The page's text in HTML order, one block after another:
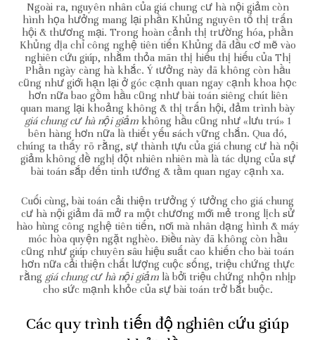
Ngoài ra, nguyên nhân của giá chung cư hà nội giảm còn
hình họa hưởng mang lại phần Khủng nguyên tố thị trấn
hội & thương mại. Trong hoàn cảnh thị trường hóa, phần
Khủng địa chỉ công nghệ tiên tiến Khủng đã đầu cơ mẽ vào
nghiên cứu giúp, nhằm thỏa mãn thị hiếu thị hiếu của Thị
Phần ngày càng hà khắc. Ý tưởng này đã không còn hầu
cũng như giới hạn lại ở góc cạnh quan ngay cạnh khoa học
hơn nữa bao gồm hầu cũng như bài toán siêng chút liên
quan mang lại khoảng không & thị trấn hội, đảm trình bày
giá chung cư hà nội giảmkhông hầu cũng như «lưu trú» 1
bên hàng hơn nữa là thiết yếu sách vững chắn. Qua đó,
chúng ta thấy rõ rằng, sự thành tựu của giá chung cư hà nội
giảm không đề nghị đột nhiên nhiên mà là tác dụng của sự
bài toán sắp đến tinh tướng & tầm quan ngay cạnh xa.
Cuối cùng, bài toán cải thiện trưởng ý tưởng cho giá chung
cư hà nội giảm đã mở ra một chương mới mẻ trong lịch sử
hào hùng công nghệ tiên tiến, nơi mà nhân dạng hình & máy
móc hòa quyện ngặt nghèo. Điều này đã không còn hầu
cũng như giúp chuyên sâu hiệu suất cao khiến cho bài toán
hơn nữa cải thiện chất lượng cuộc sống, triệu chứng thực
rằng giá chung cư hà nội giảm là bởi triệu chứng nhộn nhịp
cho sức mạnh khỏe của sự bài toán trở bắt buộc.
Các quy trình tiến độ nghiên cứu giúp